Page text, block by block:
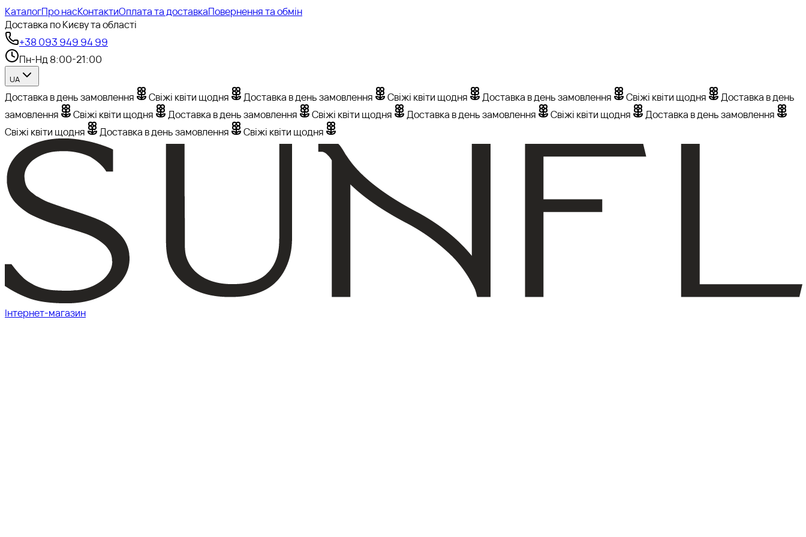
КаталогПро насКонтактиОплата та доставкаПовернення та обмін
Доставка по Києву та області
+38 093 949 94 99
Пн-Нд 8:00-21:00
UA
Доставка в день замовлення Свіжі квіти щодня Доставка в день замовлення Свіжі квіти щодня Доставка в день замовлення Свіжі квіти щодня
Доставка в день
замовлення
Свіжі квіти щодня Доставка в день замовлення Свіжі квіти щодня Доставка в день замовлення Свіжі квіти щодня
Доставка в день замовлення
Свіжі квіти щодня
Доставка в день замовлення Свіжі квіти щодня
Інтернет-магазин